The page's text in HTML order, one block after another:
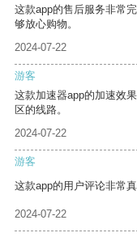
这款app的售后服务非常
够放心购物。
2024-07-22
游客
这款加速器app的加速效
区的线路。
2024-07-22
游客
这款app的用户评论非常
2024-07-22